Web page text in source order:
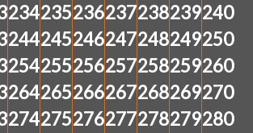
234235236237238239240
244245246247248249250
254255256257258259260
264265266267268269270
274275276277278279280